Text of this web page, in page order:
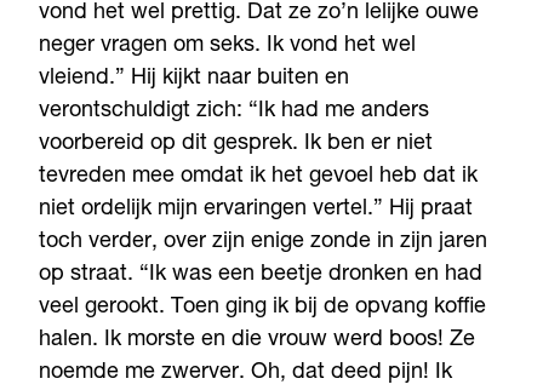
vond het wel prettig. Dat ze zo’n lelijke ouwe
neger vragen om seks. Ik vond het wel
vleiend.” Hij kijkt naar buiten en
verontschuldigt zich: “Ik had me anders
voorbereid op dit gesprek. Ik ben er niet
tevreden mee omdat ik het gevoel heb dat ik
niet ordelijk mijn ervaringen vertel.” Hij praat
toch verder, over zijn enige zonde in zijn jaren
op straat. “Ik was een beetje dronken en had
veel gerookt. Toen ging ik bij de opvang koffie
halen. Ik morste en die vrouw werd boos! Ze
noemde me zwerver. Oh, dat deed pijn! Ik